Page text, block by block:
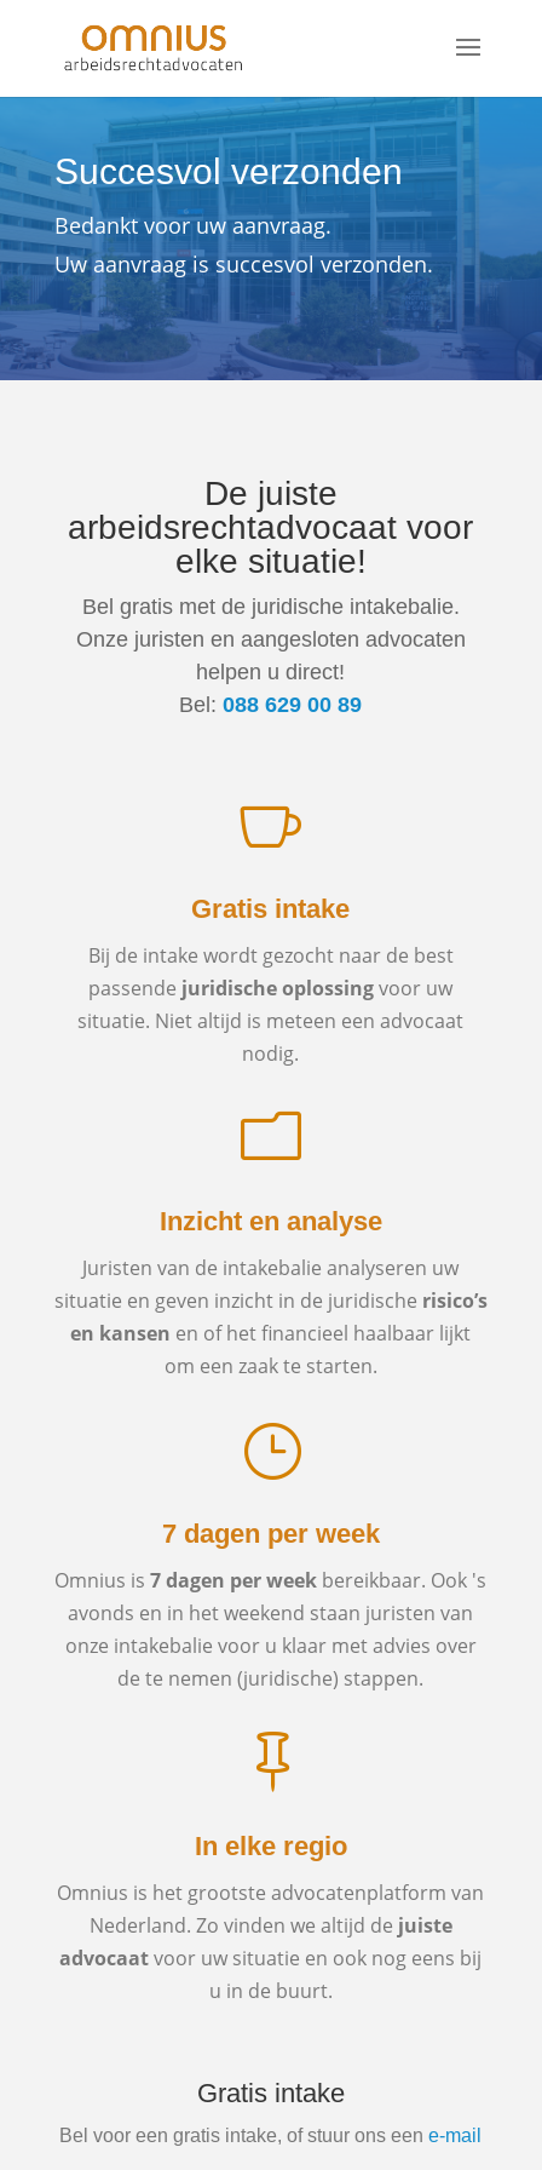
Succesvol verzonden
Bedankt voor uw aanvraag.
Uw aanvraag is succesvol verzonden.
De juiste
arbeidsrechtadvocaat voor
elke situatie!
Bel gratis met de juridische intakebalie.
Onze juristen en aangesloten advocaten
helpen u direct!
Bel:088 629 00 89

Gratis intake
Bij de intake wordt gezocht naar de best
passende juridische oplossingvoor uw
situatie. Niet altijd is meteen een advocaat
nodig.
m
Inzicht en analyse
Juristen van de intakebalie analyseren uw
situatie en geven inzicht in de juridische risico’s
en kansen en of het financieel haalbaar lijkt
om een zaak te starten.
}
7 dagen per week
Omnius is7 dagen per week bereikbaar. Ook 's
avonds en in het weekend staan juristen van
onze intakebalie voor u klaar met advies over
de te nemen (juridische) stappen.

In elke regio
Omnius is het grootste advocatenplatform van
Nederland. Zo vinden we altijd de juiste
advocaatvoor uw situatie en ook nog eens bij
u in de buurt.
Gratis intake
Bel voor een gratis intake, of stuur ons eene-mail